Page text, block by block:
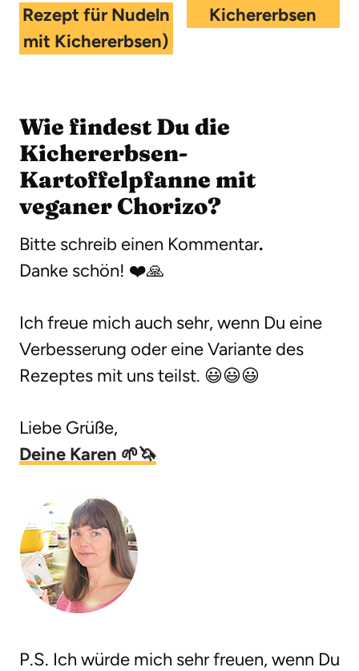
Rezept für Nudeln
mit Kichererbsen)
Kichererbsen
Wie findest Du die
Kichererbsen-
Kartoffelpfanne mit
veganer Chorizo?
Bitte schreib einen Kommentar.
Danke schön! ❤️🙏
Ich freue mich auch sehr, wenn Du eine
Verbesserung oder eine Variante des
Rezeptes mit uns teilst. 😃😃😃
Liebe Grüße,
Deine Karen 🌱🦄
P.S. Ich würde mich sehr freuen, wenn Du